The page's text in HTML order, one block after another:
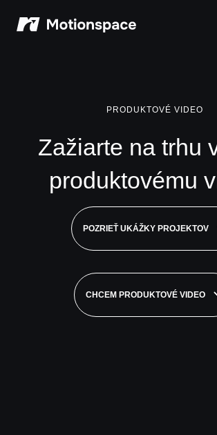
Motionspace
PRODUKTOVÉ VIDEO
Zažiarte na trhu
produktovému
POZRIEŤ UKÁŽKY PROJEKTOV
CHCEM PRODUKTOVÉ VIDEO